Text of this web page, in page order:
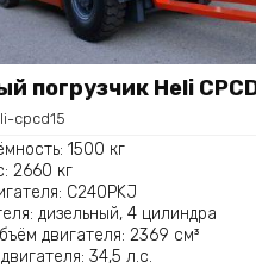
погрузчик Heli
cpcd15
1500 кг
2660 кг
C240PKJ
дизельный, 4 цилиндра
двигателя: 2369 см³
34,5 л.с.